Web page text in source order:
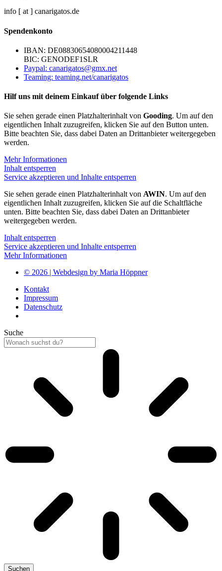
info [ at ] canarigatos.de
Spendenkonto
IBAN: DE08830654080004211448
BIC: GENODEF1SLR
Paypal: canarigatos@gmx.net
Teaming: teaming.net/canarigatos
Hilf uns mit deinem Einkauf über folgende Links
Sie sehen gerade einen Platzhalterinhalt von Gooding. Um auf den
eigentlichen Inhalt zuzugreifen, klicken Sie auf den Button unten.
Bitte beachten Sie, dass dabei Daten an Drittanbieter weitergegeben
werden.
Mehr Informationen
Inhalt entsperren
Service akzeptieren und Inhalte entsperren
Sie sehen gerade einen Platzhalterinhalt von AWIN. Um auf den
eigentlichen Inhalt zuzugreifen, klicken Sie auf die Schaltfläche
unten. Bitte beachten Sie, dass dabei Daten an Drittanbieter
weitergegeben werden.
Inhalt entsperren
Service akzeptieren und Inhalte entsperren
Mehr Informationen
© 2026 | Webdesign by Maria Höppner
Kontakt
Impressum
Datenschutz
Suche
Suchen